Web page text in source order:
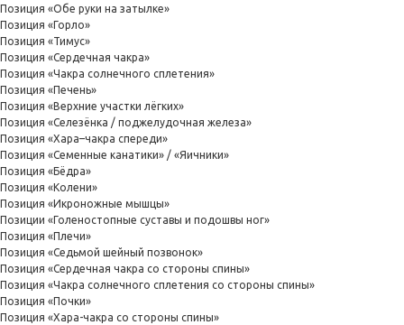
Позиция «Обе руки на затылке»
Позиция «Горло»
Позиция «Тимус»
Позиция «Сердечная чакра»
Позиция «Чакра солнечного сплетения»
Позиция «Печень»
Позиция «Верхние участки лёгких»
Позиция «Селезёнка / поджелудочная железа»
Позиция «Хара–чакра спереди»
Позиция «Семенные канатики» / «Яичники»
Позиция «Бёдра»
Позиция «Колени»
Позиция «Икроножные мышцы»
Позиции «Голеностопные суставы и подошвы ног»
Позиция «Плечи»
Позиция «Седьмой шейный позвонок»
Позиция «Сердечная чакра со стороны спины»
Позиция «Чакра солнечного сплетения со стороны спины»
Позиция «Почки»
Позиция «Хара-чакра со стороны спины»